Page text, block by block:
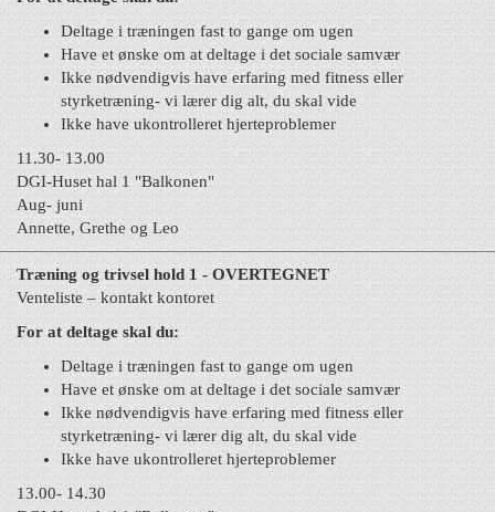
Deltage i træningen fast to gange om ugen
Have et ønske om at deltage i det sociale samvær
Ikke nødvendigvis have erfaring med fitness eller
styrketræning- vi lærer dig alt, du skal vide
Ikke have ukontrolleret hjerteproblemer
11.30- 13.00
DGI-Huset hal 1 "Balkonen"
Aug- juni
Annette, Grethe og Leo
Træning og trivsel hold 1 - OVERTEGNET
Venteliste – kontakt kontoret
For at deltage skal du:
Deltage i træningen fast to gange om ugen
Have et ønske om at deltage i det sociale samvær
Ikke nødvendigvis have erfaring med fitness eller
styrketræning- vi lærer dig alt, du skal vide
Ikke have ukontrolleret hjerteproblemer
13.00- 14.30